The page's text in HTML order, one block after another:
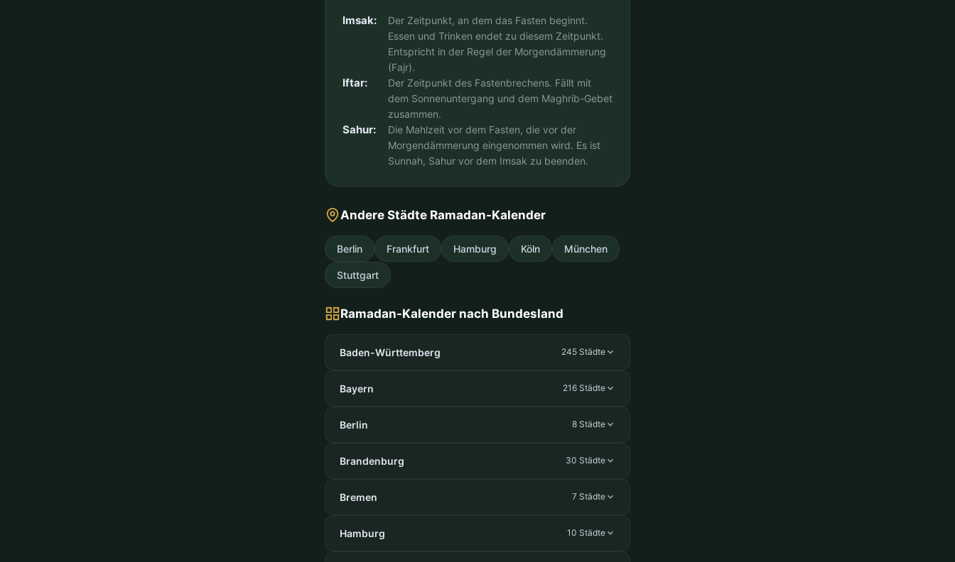
Imsak:
Der Zeitpunkt, an dem das Fasten beginnt.
Essen und Trinken endet zu diesem Zeitpunkt.
Entspricht in der Regel der Morgendämmerung
(Fajr).
Iftar:
Der Zeitpunkt des Fastenbrechens. Fällt mit
dem Sonnenuntergang und dem Maghrib-Gebet
zusammen.
Sahur:
Die Mahlzeit vor dem Fasten, die vor der
Morgendämmerung eingenommen wird. Es ist
Sunnah, Sahur vor dem Imsak zu beenden.
Andere Städte Ramadan-Kalender
Berlin Frankfurt Hamburg Köln München
Stuttgart
Ramadan-Kalender nach Bundesland
Baden-Württemberg 245 Städte
Bayern 216 Städte
Berlin 8 Städte
Brandenburg 30 Städte
Bremen 7 Städte
Hamburg 10 Städte